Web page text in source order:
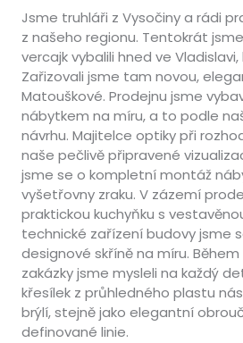
Jsme truhláři z Vysočiny a rádi
z našeho regionu. Tentokrát
vercajk vybalili hned ve
Zařizovali jsme tam novou,
Matouškové. Prodejnu jsme
nábytkem na míru, a to podle
návrhu. Majitelce optiky při
naše pečlivě připravené
jsme se o kompletní montáž
vyšetřovny zraku. V zázemí
praktickou kuchyňku s
technické zařízení budovy jsme
designové skříně na míru.
zakázky jsme mysleli na každý
křesílek z průhledného plastu
brýlí, stejně jako elegantní
definované linie.